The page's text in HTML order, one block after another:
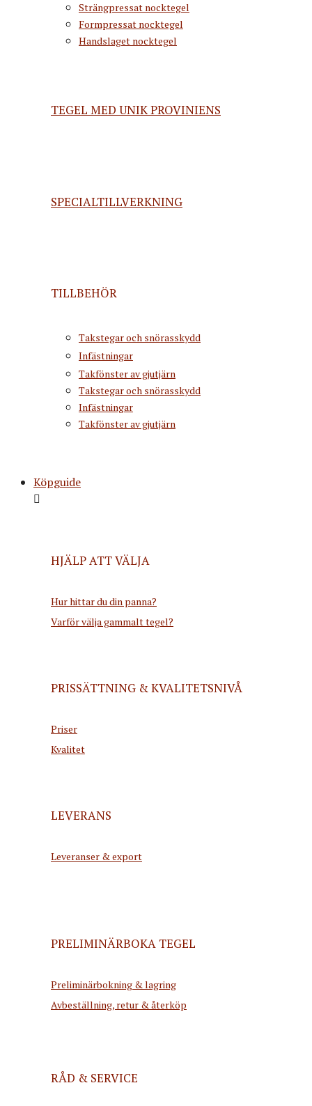
Strängpressat nocktegel
Formpressat nocktegel
Handslaget nocktegel
TEGEL MED UNIK PROVINIENS
SPECIALTILLVERKNING
TILLBEHÖR
Takstegar och snörasskydd
Infästningar
Takfönster av gjutjärn
Takstegar och snörasskydd
Infästningar
Takfönster av gjutjärn
Köpguide
HJÄLP ATT VÄLJA
Hur hittar du din panna?
Varför välja gammalt tegel?
PRISSÄTTNING & KVALITETSNIVÅ
Priser
Kvalitet
LEVERANS
Leveranser & export
PRELIMINÄRBOKA TEGEL
Preliminärbokning & lagring
Avbeställning, retur & återköp
RÅD & SERVICE